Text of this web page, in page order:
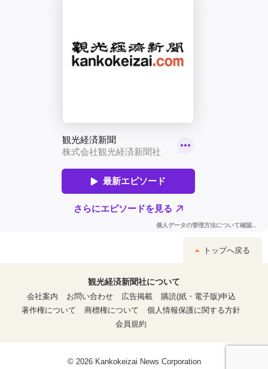
トップへ戻る
観光経済新聞社について
会社案内
お問い合わせ 広告掲載
購読(紙・電子版)申込
著作権について
商標権について
個人情報保護に関する方針
会員規約
© 2026 Kankokeizai News Corporation